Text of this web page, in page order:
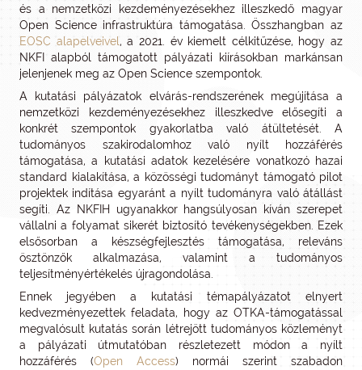
és a nemzetközi kezdeményezésekhez illeszkedő magyar
Open Science infrastruktúra támogatása. Összhangban az
EOSC alapelveivel, a 2021. év kiemelt célkitűzése, hogy az
NKFI alapból támogatott pályázati kiírásokban markánsan
jelenjenek meg az Open Science szempontok.
A kutatási pályázatok elvárás-rendszerének megújítása a
nemzetközi kezdeményezésekhez illeszkedve elősegíti a
konkrét szempontok gyakorlatba való átültetését. A
tudományos szakirodalomhoz való nyílt hozzáférés
támogatása, a kutatási adatok kezelésére vonatkozó hazai
standard kialakítása, a közösségi tudományt támogató pilot
projektek indítása egyaránt a nyílt tudományra való átállást
segíti. Az NKFIH ugyanakkor hangsúlyosan kíván szerepet
vállalni a folyamat sikerét biztosító tevékenységekben. Ezek
elsősorban a készségfejlesztés támogatása, releváns
ösztönzők alkalmazása, valamint a tudományos
teljesítményértékelés újragondolása.
Ennek jegyében a kutatási témapályázatot elnyert
kedvezményezettek feladata, hogy az OTKA-támogatással
megvalósult kutatás során létrejött tudományos közleményt
a pályázati útmutatóban részletezett módon a nyílt
hozzáférés (Open Access) normái szerint szabadon